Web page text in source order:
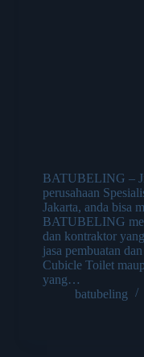
BATUBELING –
perusahaan
Jakarta, anda bisa
BATUBELING
dan kontraktor
jasa pembuatan
Cubicle Toilet
yang…
batubeling